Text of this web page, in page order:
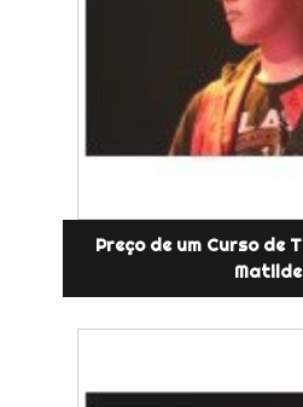
Preço de um Curso de
Matilde